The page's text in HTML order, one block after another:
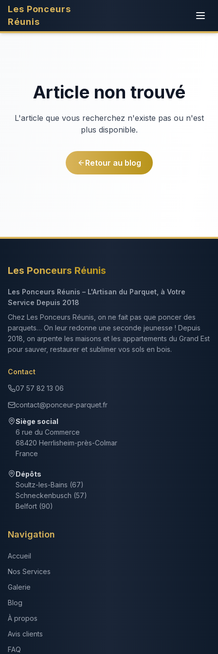
Les Ponceurs
Réunis
Article non trouvé
L'article que vous recherchez n'existe pas ou n'est
plus disponible.
Retour au blog
Les Ponceurs Réunis
Les Ponceurs Réunis – L'Artisan du Parquet, à Votre
Service Depuis 2018
Chez Les Ponceurs Réunis, on ne fait pas que poncer des
parquets… On leur redonne une seconde jeunesse ! Depuis
2018, on arpente les maisons et les appartements du Grand Est
pour sauver, restaurer et sublimer vos sols en bois.
Contact
07 57 82 13 06
contact@ponceur-parquet.fr
Siège social
6 rue du Commerce
68420 Herrlisheim-près-Colmar
France
Dépôts
Soultz-les-Bains (67)
Schneckenbusch (57)
Belfort (90)
Navigation
Accueil
Nos Services
Galerie
Blog
À propos
Avis clients
FAQ